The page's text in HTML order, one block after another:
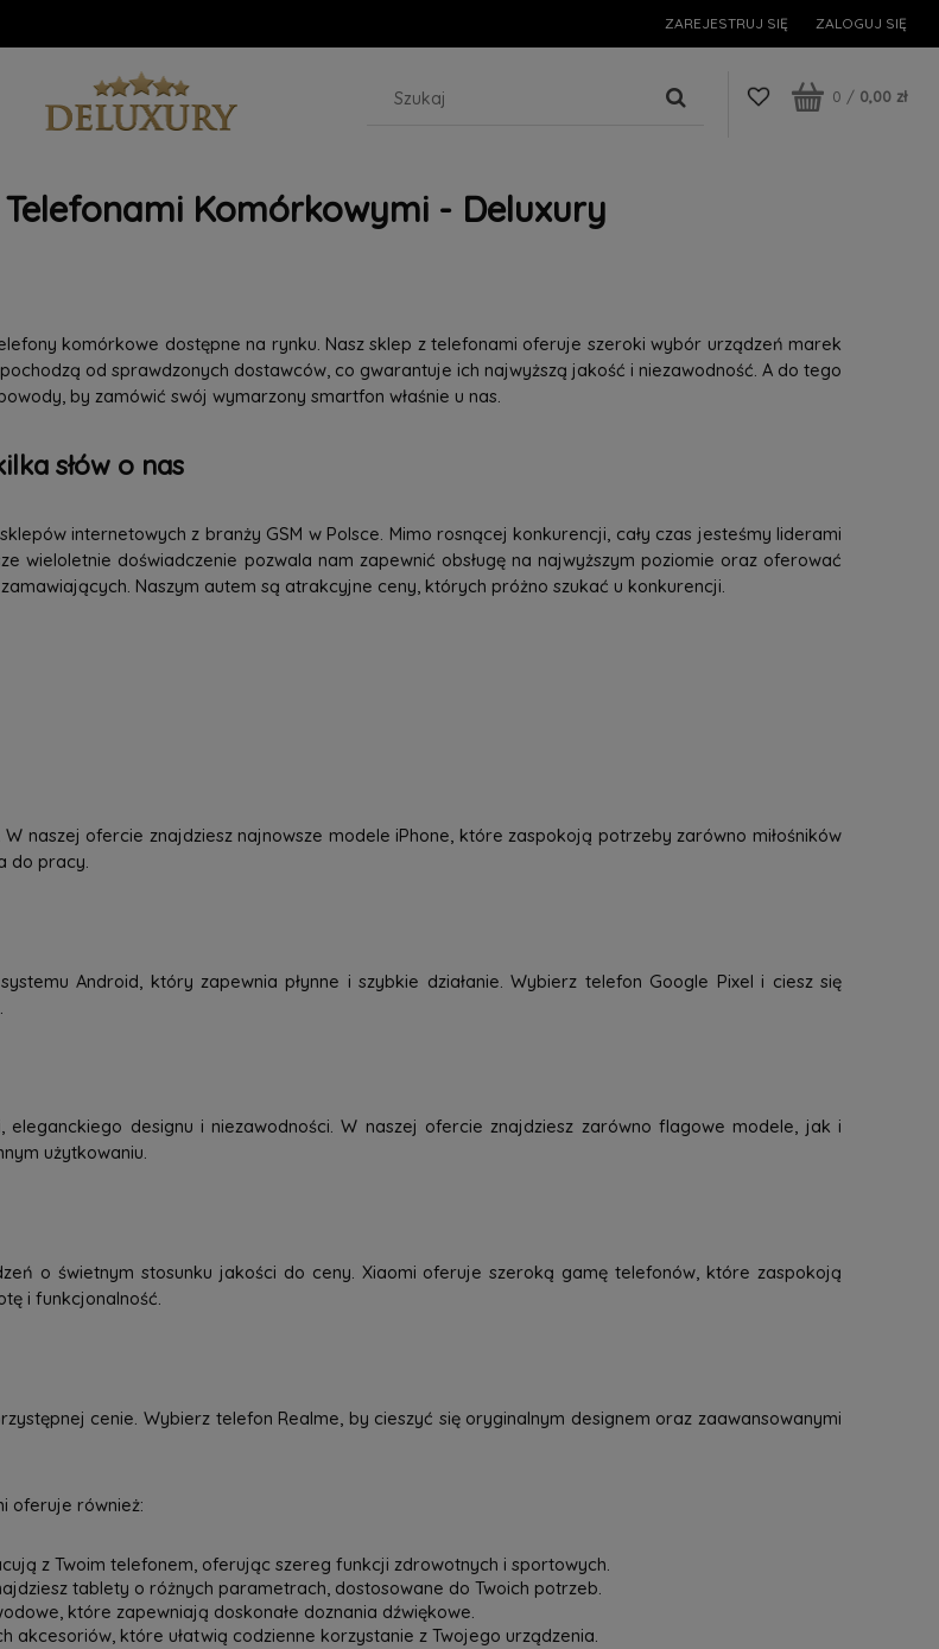
ZAREJESTRUJ SIĘ ZALOGUJ SIĘ
0 / 0,00 zł
Komórkowymi - Deluxury
komórkowe dostępne na rynku. Nasz sklep z telefonami oferuje szeroki wybór urządzeń marek
od sprawdzonych dostawców, co gwarantuje ich najwyższą jakość i niezawodność. A do tego
by zamówić swój wymarzony smartfon właśnie u nas.
słów o nas
internetowych z branży GSM w Polsce. Mimo rosnącej konkurencji, cały czas jesteśmy liderami
wieloletnie doświadczenie pozwala nam zapewnić obsługę na najwyższym poziomie oraz oferować
Naszym autem są atrakcyjne ceny, których próżno szukać u konkurencji.
naszej ofercie znajdziesz najnowsze modele iPhone, które zaspokoją potrzeby zarówno miłośników
do pracy.
Android, który zapewnia płynne i szybkie działanie. Wybierz telefon Google Pixel i ciesz się
eleganckiego designu i niezawodności. W naszej ofercie znajdziesz zarówno flagowe modele, jak i
użytkowaniu.
o świetnym stosunku jakości do ceny. Xiaomi oferuje szeroką gamę telefonów, które zaspokoją
i funkcjonalność.
cenie. Wybierz telefon Realme, by cieszyć się oryginalnym designem oraz zaawansowanymi
oferuje również:
z Twoim telefonem, oferując szereg funkcji zdrowotnych i sportowych.
tablety o różnych parametrach, dostosowane do Twoich potrzeb.
które zapewniają doskonałe doznania dźwiękowe.
akcesoriów, które ułatwią codzienne korzystanie z Twojego urządzenia.